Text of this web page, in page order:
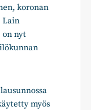
koronan
Lain
nyt
myös